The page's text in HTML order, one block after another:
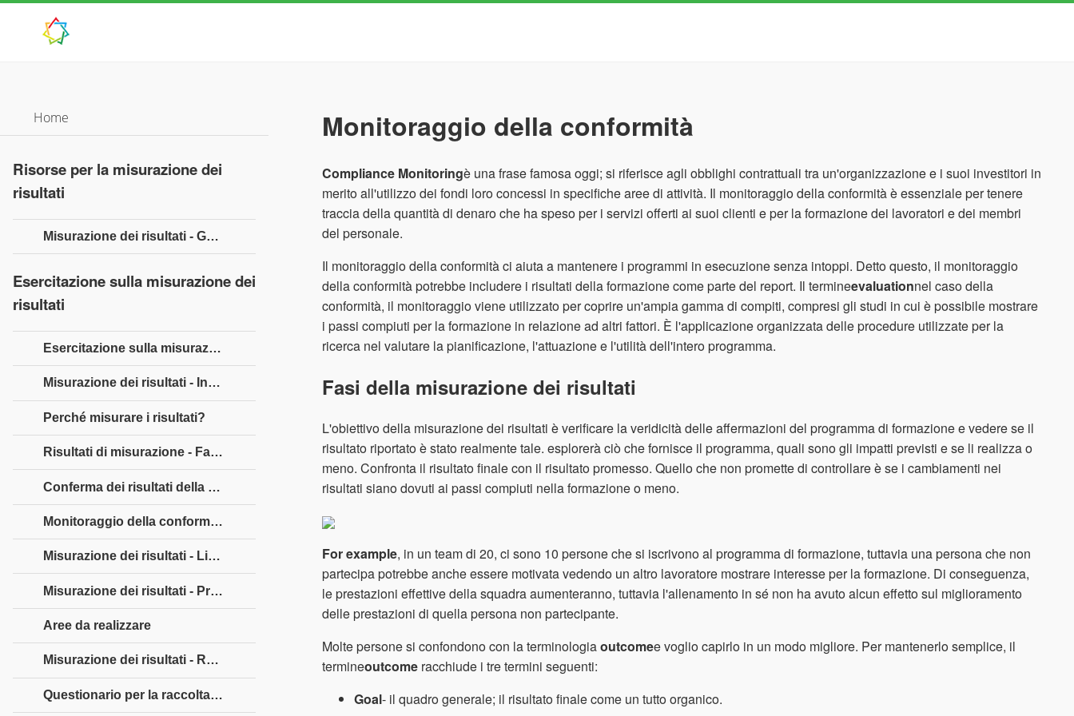
Monitoraggio della conformità
Compliance Monitoringè una frase famosa oggi; si riferisce agli obblighi contrattuali tra un'organizzazione e i suoi investitori in
merito all'utilizzo dei fondi loro concessi in specifiche aree di attività. Il monitoraggio della conformità è essenziale per tenere
traccia della quantità di denaro che ha speso per i servizi offerti ai suoi clienti e per la formazione dei lavoratori e dei membri
del personale.
Il monitoraggio della conformità ci aiuta a mantenere i programmi in esecuzione senza intoppi. Detto questo, il monitoraggio
della conformità potrebbe includere i risultati della formazione come parte del report. Il termineevaluationnel caso della
conformità, il monitoraggio viene utilizzato per coprire un'ampia gamma di compiti, compresi gli studi in cui è possibile mostrare
i passi compiuti per la formazione in relazione ad altri fattori. È l'applicazione organizzata delle procedure utilizzate per la
ricerca nel valutare la pianificazione, l'attuazione e l'utilità dell'intero programma.
Fasi della misurazione dei risultati
L'obiettivo della misurazione dei risultati è verificare la veridicità delle affermazioni del programma di formazione e vedere se il
risultato riportato è stato realmente tale. esplorerà ciò che fornisce il programma, quali sono gli impatti previsti e se li realizza o
meno. Confronta il risultato finale con il risultato promesso. Quello che non promette di controllare è se i cambiamenti nei
risultati siano dovuti ai passi compiuti nella formazione o meno.
For example, in un team di 20, ci sono 10 persone che si iscrivono al programma di formazione, tuttavia una persona che non
partecipa potrebbe anche essere motivata vedendo un altro lavoratore mostrare interesse per la formazione. Di conseguenza,
le prestazioni effettive della squadra aumenteranno, tuttavia l'allenamento in sé non ha avuto alcun effetto sul miglioramento
delle prestazioni di quella persona non partecipante.
Molte persone si confondono con la terminologiaoutcomee voglio capirlo in un modo migliore. Per mantenerlo semplice, il
termineoutcome racchiude i tre termini seguenti:
Goal- il quadro generale; il risultato finale come un tutto organico.
Home
Risorse per la misurazione dei
risultati
Misurazione dei risultati - Guida rapida
Esercitazione sulla misurazione dei
risultati
Esercitazione sulla misurazione dei risultati
Misurazione dei risultati - Introduzione
Perché misurare i risultati?
Risultati di misurazione - Fattori
Conferma dei risultati della formazione
Monitoraggio della conformità
Misurazione dei risultati - Limitazioni
Misurazione dei risultati - Pratiche efficaci
Aree da realizzare
Misurazione dei risultati - Raccolta dati
Questionario per la raccolta dei dati